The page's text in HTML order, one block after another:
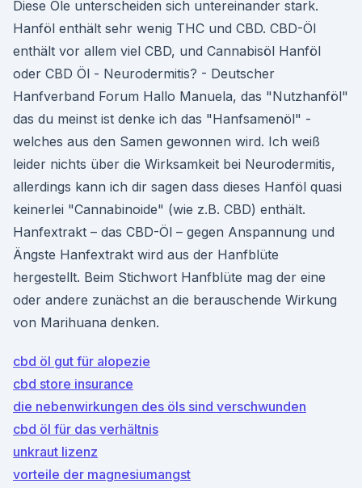
Diese Öle unterscheiden sich untereinander stark.
Hanföl enthält sehr wenig THC und CBD. CBD-Öl
enthält vor allem viel CBD, und Cannabisöl Hanföl
oder CBD Öl - Neurodermitis? - Deutscher
Hanfverband Forum Hallo Manuela, das "Nutzhanföl"
das du meinst ist denke ich das "Hanfsamenöl" -
welches aus den Samen gewonnen wird. Ich weiß
leider nichts über die Wirksamkeit bei Neurodermitis,
allerdings kann ich dir sagen dass dieses Hanföl quasi
keinerlei "Cannabinoide" (wie z.B. CBD) enthält.
Hanfextrakt – das CBD-Öl – gegen Anspannung und
Ängste Hanfextrakt wird aus der Hanfblüte
hergestellt. Beim Stichwort Hanfblüte mag der eine
oder andere zunächst an die berauschende Wirkung
von Marihuana denken.
cbd öl gut für alopezie
cbd store insurance
die nebenwirkungen des öls sind verschwunden
cbd öl für das verhältnis
unkraut lizenz
vorteile der magnesiumangst